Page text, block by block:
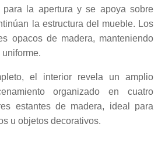
para la apertura y se apoya sobre
la estructura del mueble. Los
opacos de madera, manteniendo
el interior revela un amplio
organizado en cuatro
estantes de madera, ideal para
u objetos decorativos.